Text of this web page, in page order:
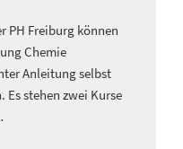
PH Freiburg können
Chemie
Anleitung selbst
stehen zwei Kurse